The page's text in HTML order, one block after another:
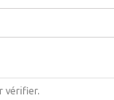
vérifier.